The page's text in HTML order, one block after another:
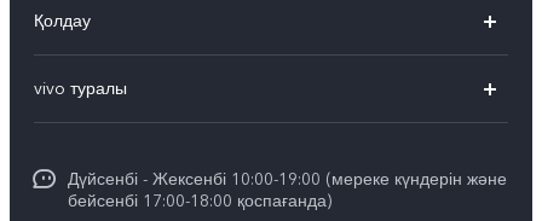
X300
X200
Қолдау
Сервистік орталықтар
Funtouch OS
vivo туралы
Баспасөз орталығы
Дүйсенбі - Жексенбі 10:00-19:00 (мереке күндерін және
бейсенбі 17:00-18:00 қоспағанда)